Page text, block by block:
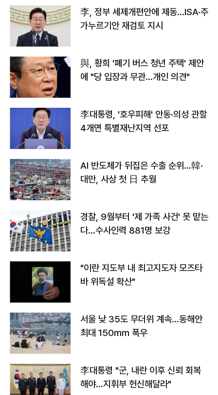
李, 정부 세제개편안에 제동…ISA·주
가누르기안 재검토 지시
與, 황희 '폐기 버스 청년 주택' 제안
에 "당 입장과 무관…개인 의견"
李대통령, '호우피해' 안동·의성 관할
4개면 특별재난지역 선포
AI 반도체가 뒤집은 수출 순위…韓·
대만, 사상 첫 日 추월
경찰, 9월부터 '제 가족 사건' 못 맡는
다…수사인력 881명 보강
"이란 지도부 내 최고지도자 모즈타
바 위독설 확산"
서울 낮 35도 무더위 계속…동해안
최대 150㎜ 폭우
李대통령 "군, 내란 이후 신뢰 회복
해야…지휘부 헌신해달라"